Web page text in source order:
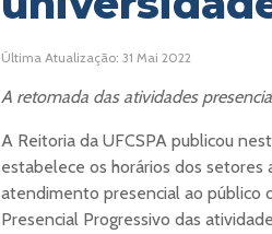
Última Atualização: 31 Mai 2022
A retomada das atividades
A Reitoria da UFCSPA publicou
estabelece os horários dos
atendimento presencial ao público
Presencial Progressivo das